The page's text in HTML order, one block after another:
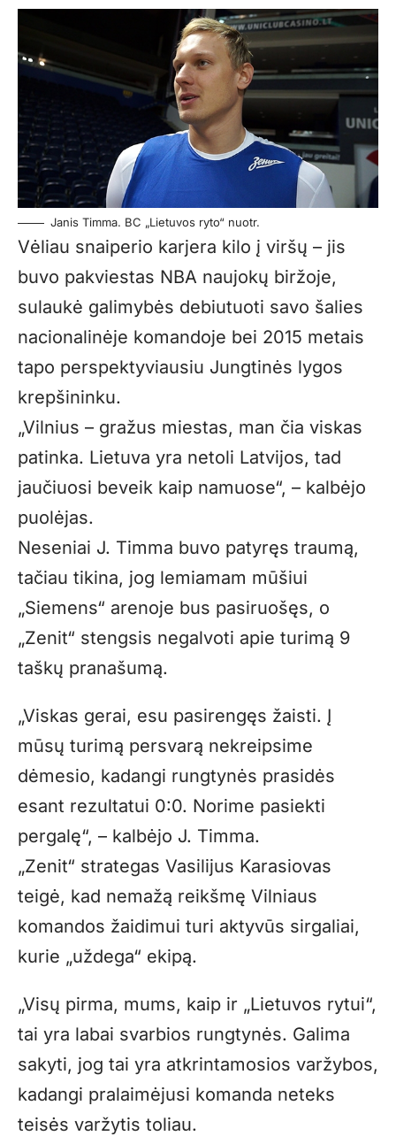
Janis Timma. BC „Lietuvos ryto“ nuotr.
Vėliau snaiperio karjera kilo į viršų – jis
buvo pakviestas NBA naujokų biržoje,
sulaukė galimybės debiutuoti savo šalies
nacionalinėje komandoje bei 2015 metais
tapo perspektyviausiu Jungtinės lygos
krepšininku.
„Vilnius – gražus miestas, man čia viskas
patinka. Lietuva yra netoli Latvijos, tad
jaučiuosi beveik kaip namuose“, – kalbėjo
puolėjas.
Neseniai J. Timma buvo patyręs traumą,
tačiau tikina, jog lemiamam mūšiui
„Siemens“ arenoje bus pasiruošęs, o
„Zenit“ stengsis negalvoti apie turimą 9
taškų pranašumą.
„Viskas gerai, esu pasirengęs žaisti. Į
mūsų turimą persvarą nekreipsime
dėmesio, kadangi rungtynės prasidės
esant rezultatui 0:0. Norime pasiekti
pergalę“, – kalbėjo J. Timma.
„Zenit“ strategas Vasilijus Karasiovas
teigė, kad nemažą reikšmę Vilniaus
komandos žaidimui turi aktyvūs sirgaliai,
kurie „uždega“ ekipą.
„Visų pirma, mums, kaip ir „Lietuvos rytui“,
tai yra labai svarbios rungtynės. Galima
sakyti, jog tai yra atkrintamosios varžybos,
kadangi pralaimėjusi komanda neteks
teisės varžytis toliau.